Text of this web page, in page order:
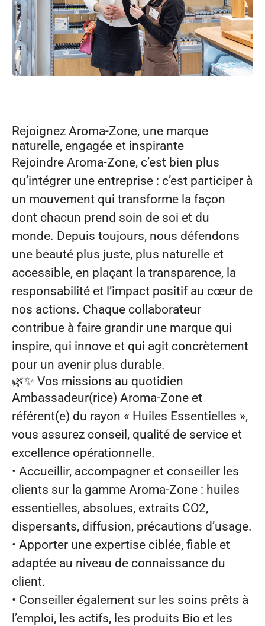
Rejoignez Aroma‑Zone, une marque
naturelle, engagée et inspirante
Rejoindre Aroma‑Zone, c’est bien plus
qu’intégrer une entreprise : c’est participer à
un mouvement qui transforme la façon
dont chacun prend soin de soi et du
monde. Depuis toujours, nous défendons
une beauté plus juste, plus naturelle et
accessible, en plaçant la transparence, la
responsabilité et l’impact positif au cœur de
nos actions. Chaque collaborateur
contribue à faire grandir une marque qui
inspire, qui innove et qui agit concrètement
pour un avenir plus durable.
🌿✨ Vos missions au quotidien
Ambassadeur(rice) Aroma‑Zone et
référent(e) du rayon « Huiles Essentielles »,
vous assurez conseil, qualité de service et
excellence opérationnelle.
• Accueillir, accompagner et conseiller les
clients sur la gamme Aroma‑Zone : huiles
essentielles, absolues, extraits CO2,
dispersants, diffusion, précautions d’usage.
• Apporter une expertise ciblée, fiable et
adaptée au niveau de connaissance du
client.
• Conseiller également sur les soins prêts à
l’emploi, les actifs, les produits Bio et les